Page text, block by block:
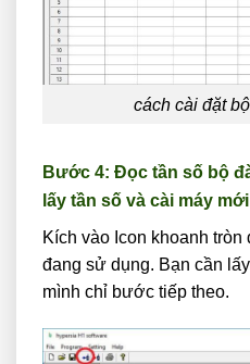
cách cài đặt
Bước 4: Đọc tần số bộ
lấy tần số và cài máy
Kích vào Icon khoanh tròn
đang sử dụng. Bạn cần
mình chỉ bước tiếp theo.